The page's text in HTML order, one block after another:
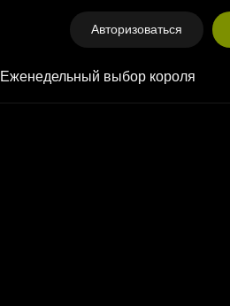
Авторизоваться
Еженедельный выбор короля